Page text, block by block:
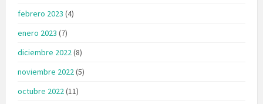
febrero 2023 (4)
enero 2023 (7)
diciembre 2022(8)
noviembre 2022(5)
octubre 2022(11)